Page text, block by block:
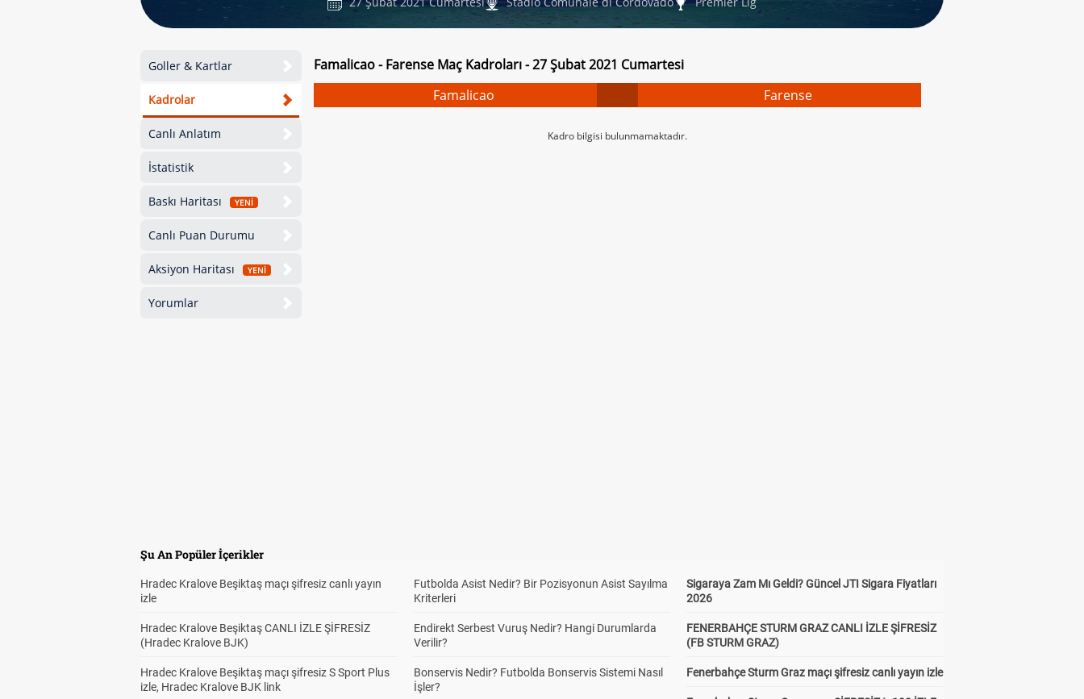
Goller & Kartlar
Kadrolar
Canlı Anlatım
İstatistik
Baskı Haritası YENİ
Canlı Puan Durumu
Aksiyon Haritası YENİ
Yorumlar
Famalicao - Farense Maç Kadroları - 27 Şubat 2021 Cumartesi
Famalicao
Farense
Kadro bilgisi bulunmamaktadır.
Şu An Popüler İçerikler
Hradec Kralove Beşiktaş maçı şifresiz canlı yayın
izle
Hradec Kralove Beşiktaş CANLI İZLE ŞİFRESİZ
(Hradec Kralove BJK)
Hradec Kralove Beşiktaş maçı şifresiz S Sport Plus
izle, Hradec Kralove BJK link
Futbolda Asist Nedir? Bir Pozisyonun Asist Sayılma
Kriterleri
Endirekt Serbest Vuruş Nedir? Hangi Durumlarda
Verilir?
Bonservis Nedir? Futbolda Bonservis Sistemi Nasıl
İşler?
Sigaraya Zam Mı Geldi? Güncel JTI Sigara Fiyatları
2026
FENERBAHÇE STURM GRAZ CANLI İZLE ŞİFRESİZ
(FB STURM GRAZ)
Fenerbahçe Sturm Graz maçı şifresiz canlı yayın izle